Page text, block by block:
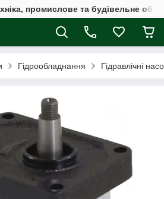
промислове та будівельне
Гідрообладнання Гідравлічні